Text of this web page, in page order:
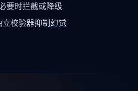
要时拦截或降级
校验器抑制 幻觉